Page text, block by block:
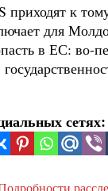
приходят к
для
в ЕС: во-
сетях: